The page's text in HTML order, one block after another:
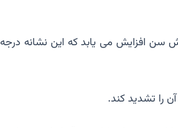
سن افزایش می یابد که این نشانه درجه
را تشدید کند.